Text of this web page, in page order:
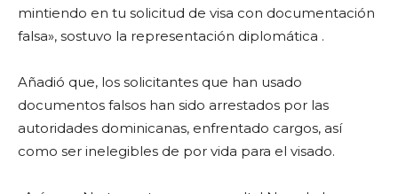
mintiendo en tu solicitud de visa con documentación
falsa», sostuvo la representación diplomática .
Añadió que, los solicitantes que han usado
documentos falsos han sido arrestados por las
autoridades dominicanas, enfrentado cargos, así
como ser inelegibles de por vida para el visado.